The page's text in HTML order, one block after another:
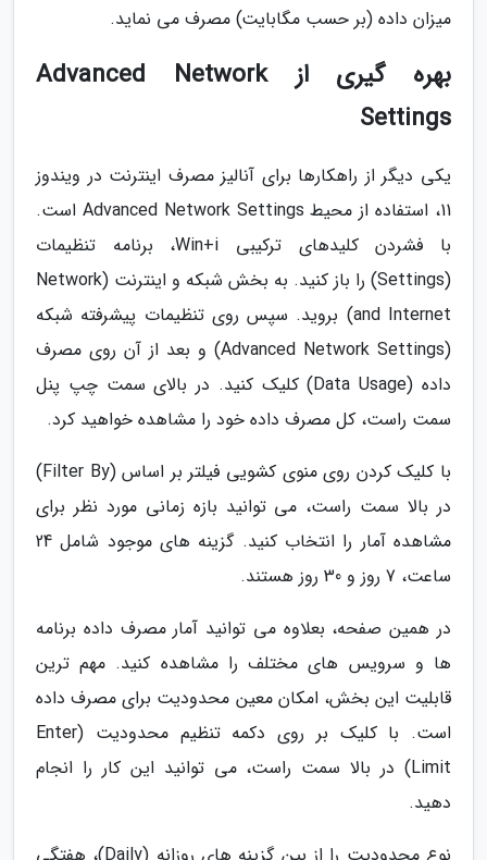
میزان داده (بر حسب مگابایت) مصرف می نماید.
بهره گیری از Advanced Network
Settings
یکی دیگر از راهکارها برای آنالیز مصرف اینترنت در ویندوز
11، استفاده از محیط Advanced Network Settings است.
با فشردن کلیدهای ترکیبی Win+i، برنامه تنظیمات
(Settings) را باز کنید. به بخش شبکه و اینترنت (Network
and Internet) بروید. سپس روی تنظیمات پیشرفته شبکه
(Advanced Network Settings) و بعد از آن روی مصرف
داده (Data Usage) کلیک کنید. در بالای سمت چپ پنل
سمت راست، کل مصرف داده خود را مشاهده خواهید کرد.
با کلیک کردن روی منوی کشویی فیلتر بر اساس (Filter By)
در بالا سمت راست، می توانید بازه زمانی مورد نظر برای
مشاهده آمار را انتخاب کنید. گزینه های موجود شامل 24
ساعت، 7 روز و 30 روز هستند.
در همین صفحه، بعلاوه می توانید آمار مصرف داده برنامه
ها و سرویس های مختلف را مشاهده کنید. مهم ترین
قابلیت این بخش، امکان معین محدودیت برای مصرف داده
است. با کلیک بر روی دکمه تنظیم محدودیت (Enter
Limit) در بالا سمت راست، می توانید این کار را انجام
دهید.